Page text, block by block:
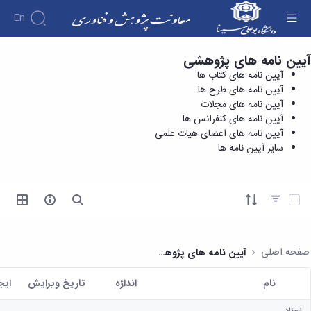
En
درباره
معاونت
درباره
معرفی
معاون
اهداف
و
قبلی
امور
پژوهشی
رئیس
کتابخانه
پژوهش
پژوهش
هفته
پژوهش
و
ها
های
تحقیقاتی
فناوری و
کارآفرینی
مدیریت
کارگروه‌ها
مدیریت‌ها
امور
پژوهشی
و
مرکز
اسناد
دفتر
کاربرگ
فرم
ها
آیین
های
آیین نامه های اعضای هیات علمی - معاونت
پژوهش و فناوری
آیین نامه های پژوهشی
آیین نامه های کتاب ها
آیین نامه های طرح ها
آیین نامه های مجلات
آیین نامه های کنفرانس ها
آیین نامه های اعضای هیات علمی
سایر آیین نامه ها
آیتم ها را انتخاب کنید
صفحه اصلی آیین نامه های پژوهشی
کاربر انتخاب شده
نام اندازه تاریخ ویرایش